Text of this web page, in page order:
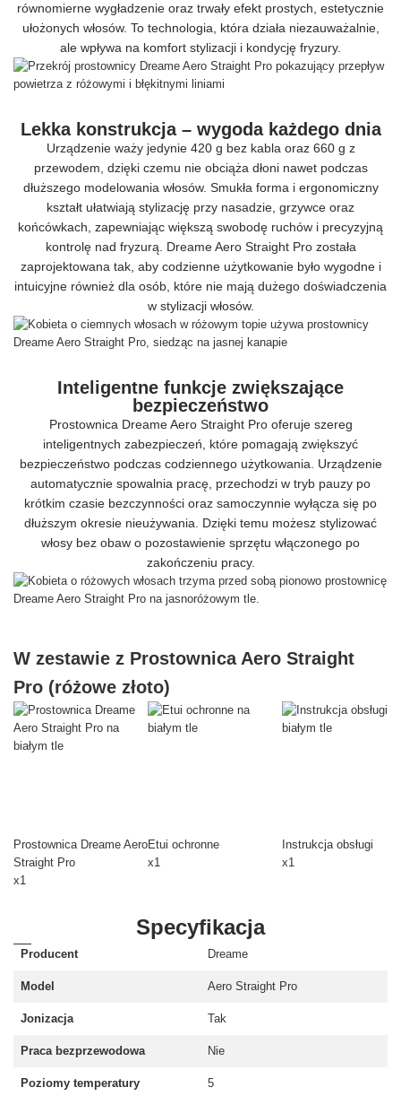
równomierne wygładzenie oraz trwały efekt prostych, estetycznie
ułożonych włosów. To technologia, która działa niezauważalnie,
ale wpływa na komfort stylizacji i kondycję fryzury.
Lekka konstrukcja – wygoda każdego dnia
Urządzenie waży jedynie 420 g bez kabla oraz 660 g z
przewodem, dzięki czemu nie obciąża dłoni nawet podczas
dłuższego modelowania włosów. Smukła forma i ergonomiczny
kształt ułatwiają stylizację przy nasadzie, grzywce oraz
końcówkach, zapewniając większą swobodę ruchów i precyzyjną
kontrolę nad fryzurą. Dreame Aero Straight Pro została
zaprojektowana tak, aby codzienne użytkowanie było wygodne i
intuicyjne również dla osób, które nie mają dużego doświadczenia
w stylizacji włosów.
Inteligentne funkcje zwiększające
bezpieczeństwo
Prostownica Dreame Aero Straight Pro oferuje szereg
inteligentnych zabezpieczeń, które pomagają zwiększyć
bezpieczeństwo podczas codziennego użytkowania. Urządzenie
automatycznie spowalnia pracę, przechodzi w tryb pauzy po
krótkim czasie bezczynności oraz samoczynnie wyłącza się po
dłuższym okresie nieużywania. Dzięki temu możesz stylizować
włosy bez obaw o pozostawienie sprzętu włączonego po
zakończeniu pracy.
W zestawie z Prostownica Aero Straight
Pro (różowe złoto)
Prostownica Dreame Aero
Straight Pro
x1
Etui ochronne
x1
Instrukcja obsługi
x1
Specyfikacja
Producent Dreame
Model Aero Straight Pro
Jonizacja Tak
Praca bezprzewodowa Nie
Poziomy temperatury 5